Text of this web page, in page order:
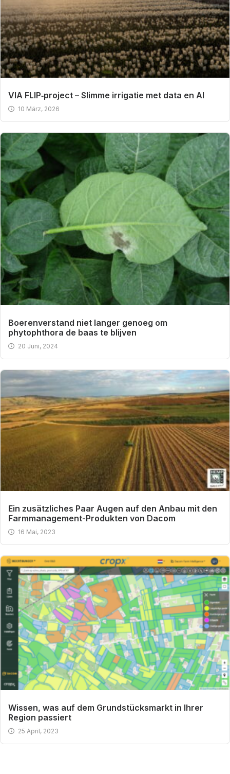
VIA FLIP‑project – Slimme irrigatie met data en AI
10 März, 2026
Boerenverstand niet langer genoeg om
phytophthora de baas te blijven
20 Juni, 2024
Ein zusätzliches Paar Augen auf den Anbau mit den
Farmmanagement-Produkten von Dacom
16 Mai, 2023
Wissen, was auf dem Grundstücksmarkt in Ihrer
Region passiert
25 April, 2023